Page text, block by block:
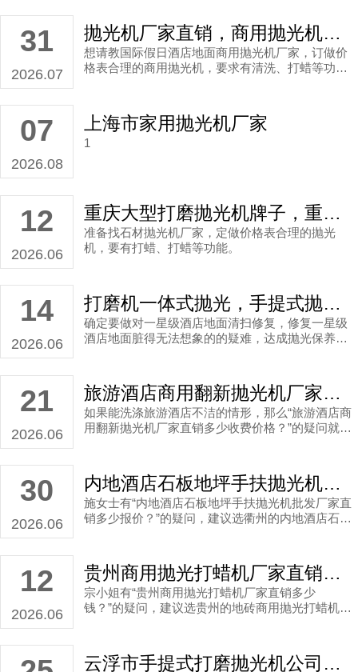
31
2026.07
抛光机厂家直销，商用抛光机厂家直销案例
想请教国际假日酒店地面商用抛光机厂家，订做价
格表合理的商用抛光机，要求有清洗、打蜡等功
07
2026.08
上海市家用抛光机厂家
1
12
2026.06
重庆大型打磨抛光机牌子，重庆抛光机厂家直销案例
准备找石材抛光机厂家，定做价格表合理的抛光
机，要有打蜡、打蜡等功能。
14
2026.06
打磨机一体式抛光，手提式抛光机生产厂家直销案例
确定要做对一星级酒店地面清扫修复，修复一星级
酒店地面脏得无法想象的的疑难，达成抛光保养、
21
2026.06
旅游酒店商用翻新抛光机厂家直销多少收费价格？
如果能洗涤旅游酒店不洁的情形，那么“旅游酒店商
用翻新抛光机厂家直销多少收费价格？”的疑问就不
30
2026.06
内地酒店石板地坪手扶抛光机批发厂家直销多少报价？
施女士有“内地酒店石板地坪手扶抛光机批发厂家直
销多少报价？”的疑问，建议选衢州的内地酒店石板
12
2026.06
贵州商用抛光打蜡机厂家直销多少钱？
宗小姐有“贵州商用抛光打蜡机厂家直销多少
钱？”的疑问，建议选贵州的地砖商用抛光打蜡机厂
云浮市手提式打磨抛光机公司直销收费价格多少？